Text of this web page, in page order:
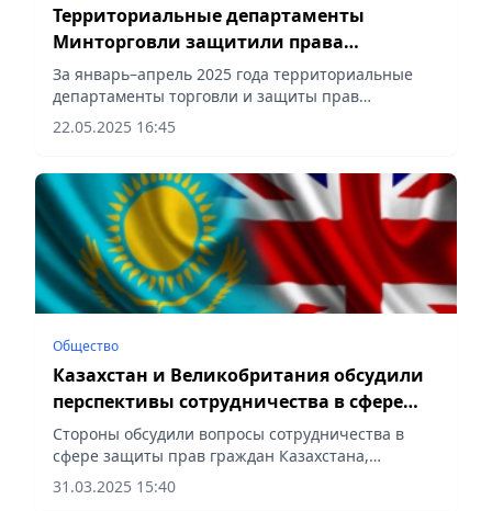
Территориальные департаменты
Минторговли защитили права
потребителей на 690,5 млн тенге
За январь–апрель 2025 года территориальные
департаменты торговли и защиты прав
потребителей Министерства торговли и
интеграции РК обеспечили защиту прав граждан
22.05.2025 16:45
Общество
Казахстан и Великобритания обсудили
перспективы сотрудничества в сфере
трудовой миграции
Стороны обсудили вопросы сотрудничества в
сфере защиты прав граждан Казахстана,
выезжающих на сезонные работы в
Великобританию, сообщает Vecher.kz.
31.03.2025 15:40